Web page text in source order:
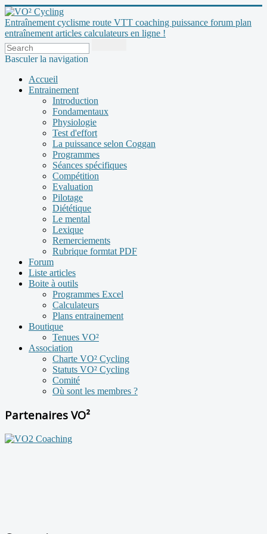
Entraînement cyclisme route VTT coaching puissance forum plan
entraînement articles calculateurs en ligne !
Basculer la navigation
Accueil
Entrainement
Introduction
Fondamentaux
Physiologie
Test d'effort
La puissance selon Coggan
Programmes
Séances spécifiques
Compétition
Evaluation
Pilotage
Diététique
Le mental
Lexique
Remerciements
Rubrique formtat PDF
Forum
Liste articles
Boite à outils
Programmes Excel
Calculateurs
Plans entrainement
Boutique
Tenues VO²
Association
Charte VO² Cycling
Statuts VO² Cycling
Comité
Où sont les membres ?
Partenaires VO²